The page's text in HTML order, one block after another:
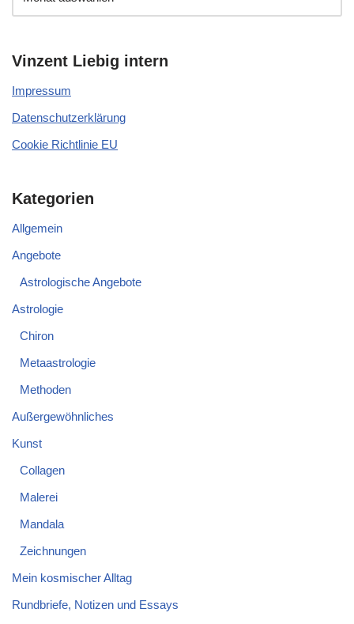
Vinzent Liebig intern
Impressum
Datenschutzerklärung
Cookie Richtlinie EU
Kategorien
Allgemein
Angebote
Astrologische Angebote
Astrologie
Chiron
Metaastrologie
Methoden
Außergewöhnliches
Kunst
Collagen
Malerei
Mandala
Zeichnungen
Mein kosmischer Alltag
Rundbriefe, Notizen und Essays